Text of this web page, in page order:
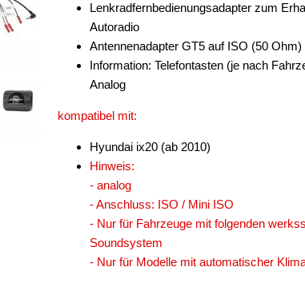
Lenkradfernbedienungsadapter zum
Autoradio
Antennenadapter GT5 auf ISO (50
Information: Telefontasten (je nach
Analog
kompatibel mit:
Hyundai ix20 (ab 2010)
Hinweis:
- analog
- Anschluss: ISO / Mini ISO
- Nur für Fahrzeuge mit folgenden
Soundsystem
- Nur für Modelle mit automatischer